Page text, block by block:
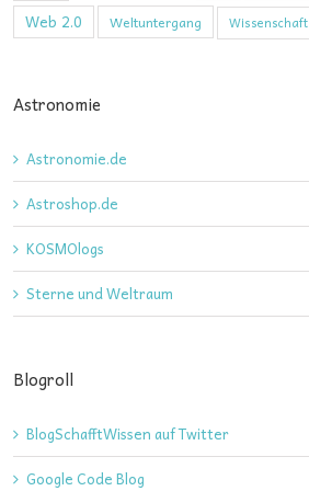
Web 2.0 Weltuntergang Wissenschaft
Astronomie
Astronomie.de
Astroshop.de
KOSMOlogs
Sterne und Weltraum
Blogroll
BlogSchafftWissen auf Twitter
Google Code Blog